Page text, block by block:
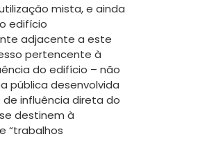
mista, e ainda
edifício
adjacente a este
pertencente à
do edifício – não
pública desenvolvida
influência direta do
destinem à
“trabalhos